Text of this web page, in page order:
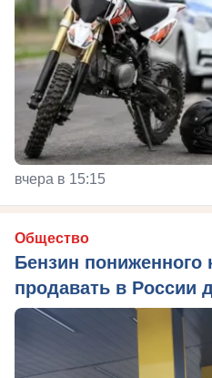
вчера в 15:15
Общество
Бензин пониженного
продавать в России